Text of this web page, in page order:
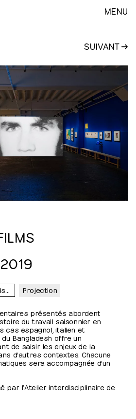
MENU
SUIVANT
Projection
présentés abordent
du travail saisonnier en
cas espagnol, italien et
du Bangladesh offre un
de saisir les enjeux de la
d’autres contextes. Chacune
sera accompagnée d’un
par l’Atelier interdisciplinaire de